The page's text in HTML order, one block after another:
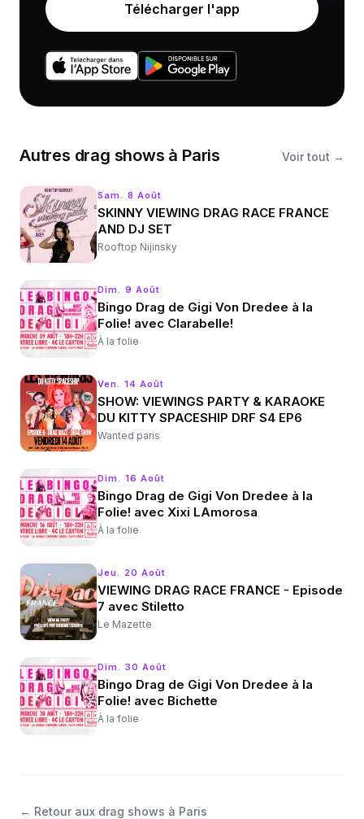
Télécharger l'app
Autres drag shows à Paris Voir tout →
Sam. 8 Août
SKINNY VIEWING DRAG RACE FRANCE
AND DJ SET
Rooftop Nijinsky
Dim. 9 Août
Bingo Drag de Gigi Von Dredee à la
Folie! avec Clarabelle!
À la folie
Ven. 14 Août
SHOW: VIEWINGS PARTY & KARAOKE
DU KITTY SPACESHIP DRF S4 EP6
Wanted paris
Dim. 16 Août
Bingo Drag de Gigi Von Dredee à la
Folie! avec Xixi LAmorosa
À la folie
Jeu. 20 Août
VIEWING DRAG RACE FRANCE - Episode
7 avec Stiletto
Le Mazette
Dim. 30 Août
Bingo Drag de Gigi Von Dredee à la
Folie! avec Bichette
À la folie
← Retour aux drag shows à Paris